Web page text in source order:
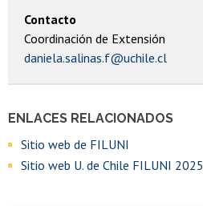
ENLACES RELACIONADOS
Sitio web de FILUNI
Sitio web U. de Chile FILUNI 2025
Contacto
Coordinación de Extensión
daniela.salinas.f@uchile.cl